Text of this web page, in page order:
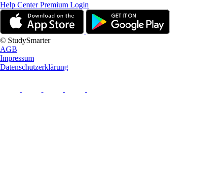
Help CenterPremium Login
© StudySmarter
AGB
Impressum
Datenschutzerklärung